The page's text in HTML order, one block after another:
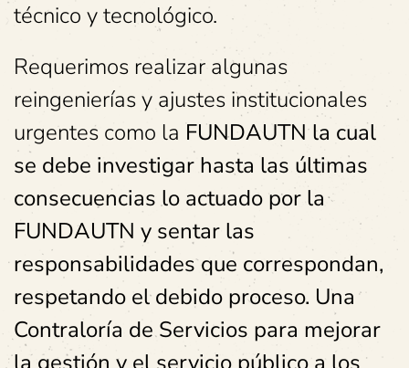
técnico y tecnológico.
Requerimos realizar algunas
reingenierías y ajustes institucionales
urgentes como la FUNDAUTN la cual
se debe investigar hasta las últimas
consecuencias lo actuado por la
FUNDAUTN y sentar las
responsabilidades que correspondan,
respetando el debido proceso. Una
Contraloría de Servicios para mejorar